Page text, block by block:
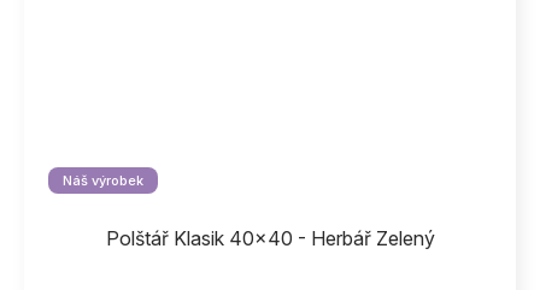
Náš výrobek
Polštář Klasik 40x40 - Herbář Zelený